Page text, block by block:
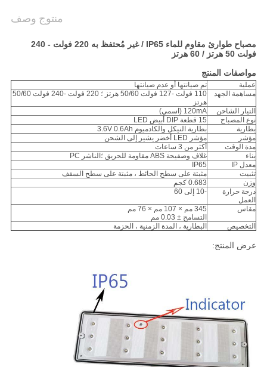
منتوج وصف
مصباح طوارئ مقاوم للماء IP65 / غير مُحتفظ به 220 فولت - 240
فولت 50 هرتز / 60 هرتز
مواصفات المنتج
عملية
تم صيانتها أو عدم صيانتها
مساهمة الجهد
110 فولت -127 فولت 50/60 هرتز ؛ 220 فولت -240 فولت 50/60
هرتز
التيار الشاحن
120mA (اسمي)
نوع المصباح
15 قطعة DIP أبيض LED
بطارية
بطارية النيكل والكادميوم 3.6V 0.6Ah
مؤشر
مؤشر LED أخضر يشير إلى الشحن
مدة الوقت
أكثر من 3 ساعات
بناء
غلاف وصفيحة ABS مقاومة للحريق ؛الناشر PC
معدل IP
IP65
تثبيت
مثبتة على سطح الحائط ، مثبتة على سطح السقف
وزن
0.683 كجم
درجة حرارة
العمل
-10 إلى 60
مقاس
345 مم × 107 مم × 76 مم
التسامح ± 0.03 مم
التخصيص
البطارية ، المدة الزمنية ، الحزمة
عرض المنتج: